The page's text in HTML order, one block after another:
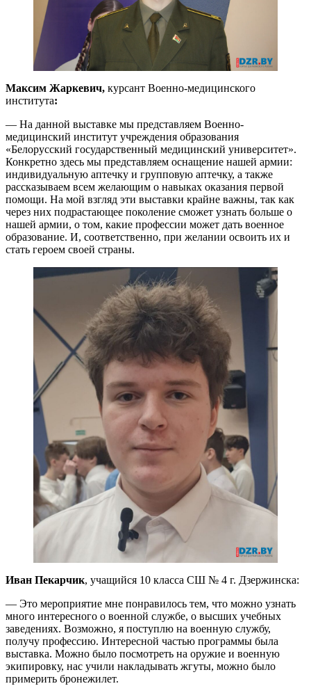
Максим Жаркевич, курсант Военно-медицинского
института:
— На данной выставке мы представляем Военно-
медицинский институт учреждения образования
«Белорусский государственный медицинский университет».
Конкретно здесь мы представляем оснащение нашей армии:
индивидуальную аптечку и групповую аптечку, а также
рассказываем всем желающим о навыках оказания первой
помощи. На мой взгляд эти выставки крайне важны, так как
через них подрастающее поколение сможет узнать больше о
нашей армии, о том, какие профессии может дать военное
образование. И, соответственно, при желании освоить их и
стать героем своей страны.
Иван Пекарчик, учащийся 10 класса СШ № 4 г. Дзержинска:
— Это мероприятие мне понравилось тем, что можно узнать
много интересного о военной службе, о высших учебных
заведениях. Возможно, я поступлю на военную службу,
получу профессию. Интересной частью программы была
выставка. Можно было посмотреть на оружие и военную
экипировку, нас учили накладывать жгуты, можно было
примерить бронежилет.